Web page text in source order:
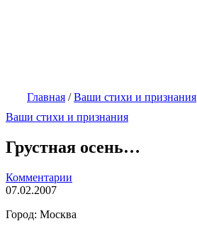
Главная /Ваши стихи и признания
Ваши стихи и признания
Грустная осень…
Комментарии
07.02.2007
Город: Москва